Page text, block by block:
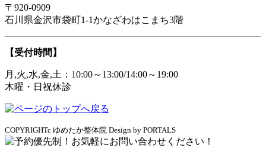
〒920-0909
石川県金沢市袋町1-1かなざわはこまち3階
【受付時間】
月,火,水,金,土：10:00～13:00/14:00～19:00
木曜・日祝休診
COPYRIGHTc ゆめたか整体院 Design by PORTALS